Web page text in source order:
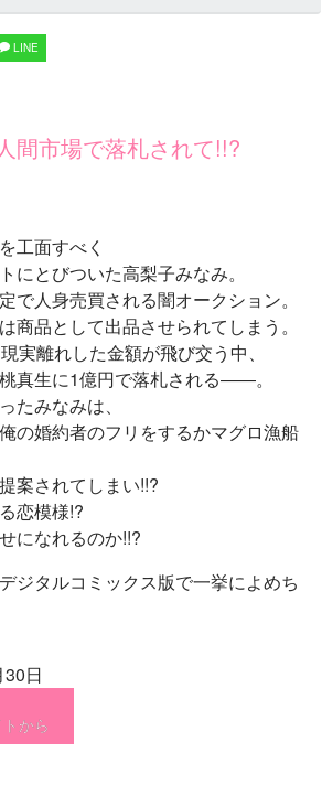
LINE
間市場で落札されて!!?
工面すべく
にとびついた高梨子みなみ。
で人身売買される闇オークション。
商品として出品させられてしまう。
実離れした金額が飛び交う中、
真生に1億円で落札される――。
たみなみは、
の婚約者のフリをするかマグロ漁船
案されてしまい!!?
恋模様!?
になれるのか!!?
ジタルコミックス版で一挙によめち
日
から